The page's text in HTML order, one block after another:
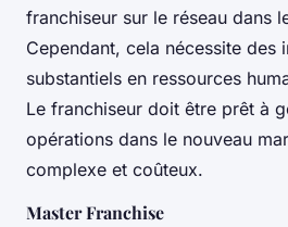
franchiseur sur le réseau dans
Cependant, cela nécessite des
substantiels en ressources
Le franchiseur doit être prêt à
opérations dans le nouveau
complexe et coûteux.
Master Franchise